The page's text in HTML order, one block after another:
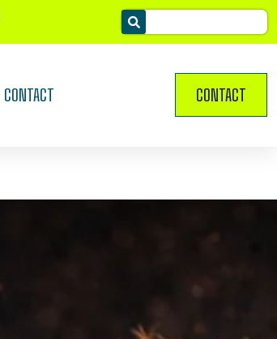
CONTACT CONTACT